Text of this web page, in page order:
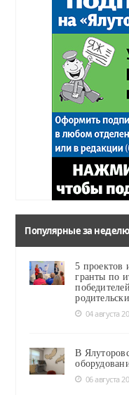
Популярные за неделю
5 проектов
гранты по
04 августа
В
06 августа